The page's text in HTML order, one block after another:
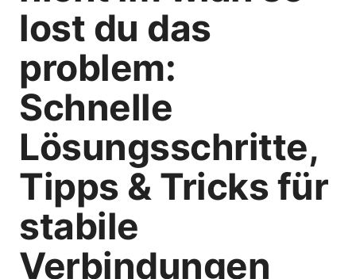
lost du das
problem:
Schnelle
Lösungsschritte,
Tipps & Tricks für
stabile
Verbindungen